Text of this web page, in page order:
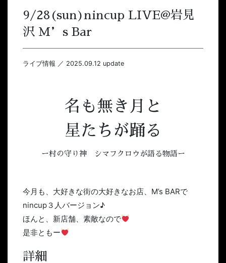
9/28(sun)nincup LIVE@岩見
沢 M’s Bar
ライブ情報 ／ 2025.09.12 update
名も無き月と
星たちが踊る
ー村の守り神 シマフクロウが語る物語ー
今月も、大好きな街の大好きなお店、M’s BARで
nincup３人バージョン♪
ほんと、新店舗、素敵なので
是非ともー
詳細